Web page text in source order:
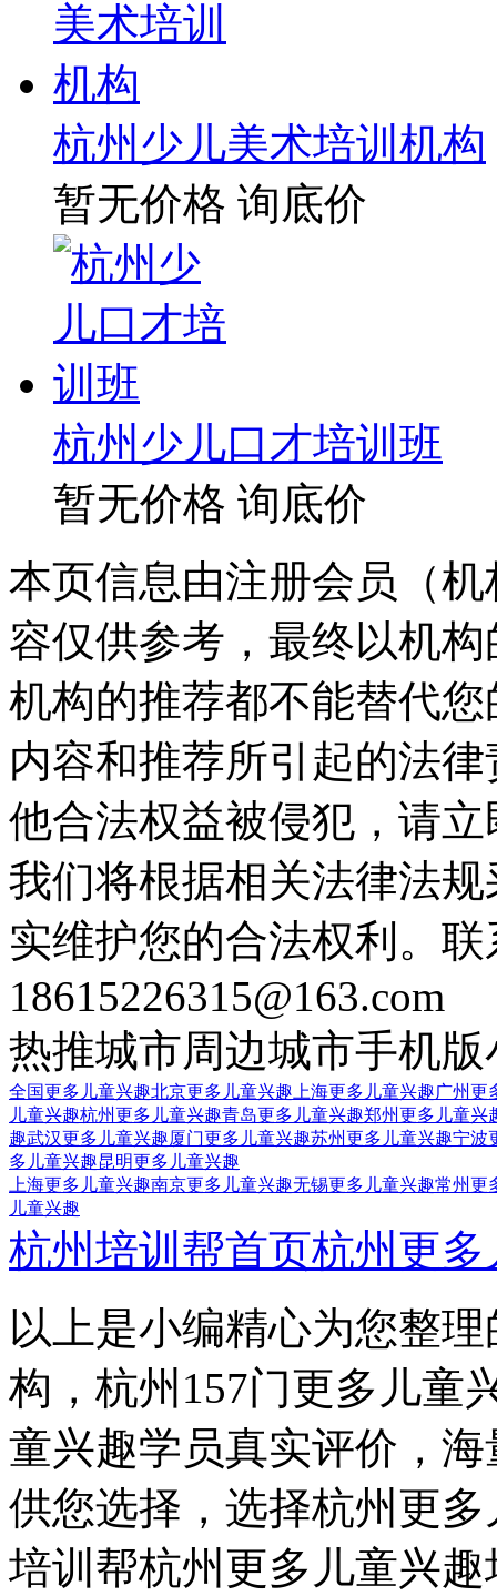
杭州少儿美术培训机构
暂无价格 询底价
杭州少儿口才培训班
暂无价格 询底价
本页信息由注册会员（
容仅供参考，最终以机
机构的推荐都不能替代
内容和推荐所引起的法
他合法权益被侵犯，请
我们将根据相关法律法
实维护您的合法权利。
18615226315@163.com
热推城市周边城市手机版
全国更多儿童兴趣北京更多儿童兴趣 上海更多儿童兴趣广州更
儿童兴趣杭州更多儿童兴趣青岛更多儿童兴趣郑州更多儿童兴
趣武汉更多儿童兴趣厦门更多儿童兴趣苏州更多儿童兴趣宁波
多儿童兴趣昆明更多儿童兴趣
上海更多儿童兴趣南京更多儿童兴趣无锡更多儿童兴趣常州更
儿童兴趣
杭州培训帮首页杭州更
以上是小编精心为您整
构，杭州157门更多儿童
童兴趣学员真实评价，
供您选择，选择杭州更
培训帮杭州更多儿童兴